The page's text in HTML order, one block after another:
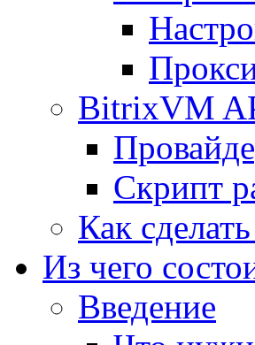
BitrixVM
Скрипт
Как
Из чего
Введение